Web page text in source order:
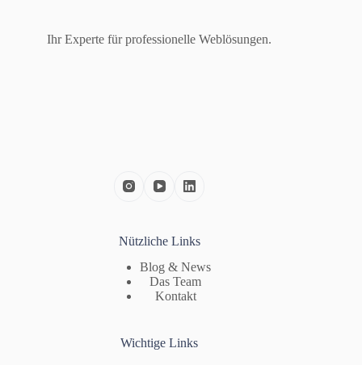
Ihr Experte für professionelle Weblösungen.
Nützliche Links
Blog & News
Das Team
Kontakt
Wichtige Links